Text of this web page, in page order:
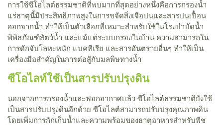
การใช้ซีโอไลต์ธรรมชาติที่พบมากที่สุดอย่างหนึ่งคือการกรองน้ำ
แร่ธาตุนี้มีประสิทธิภาพสูงในการขจัดสิ่งเจือปนและสารปนเปื้อน
ออกจากน้ำ ทำให้เป็นตัวเลือกที่เหมาะสำหรับใช้ในโรงบำบัดน้ำ
พิพิธภัณฑ์สัตว์น้ำ และแม้แต่ระบบกรองในบ้าน ความสามารถใน
การดักจับโลหะหนัก แบคทีเรีย และสารอันตรายอื่นๆ ทำให้เป็น
เครื่องมือสำคัญในการต่อสู้กับมลพิษทางน้ำ
ซีโอไลท์ใช้เป็นสารปรับปรุงดิน
นอกจากการกรองน้ำและฟอกอากาศแล้ว ซีโอไลต์ธรรมชาติยังใช้
เป็นสารปรับปรุงดินอีกด้วย ซีโอไลต์สามารถปรับปรุงคุณภาพดิน
โดยเพิ่มการกักเก็บน้ำและความพร้อมของธาตุอาหารสำหรับพืช